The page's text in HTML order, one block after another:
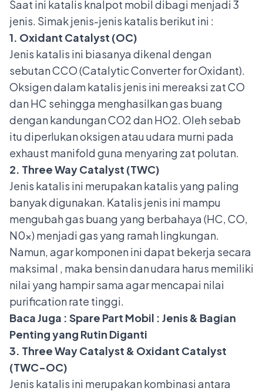
Saat ini katalis knalpot mobil dibagi menjadi 3
jenis. Simak jenis-jenis katalis berikut ini :
1. Oxidant Catalyst (OC)
Jenis katalis ini biasanya dikenal dengan
sebutan CCO (Catalytic Converter for Oxidant).
Oksigen dalam katalis jenis ini mereaksi zat CO
dan HC sehingga menghasilkan gas buang
dengan kandungan CO2 dan HO2. Oleh sebab
itu diperlukan oksigen atau udara murni pada
exhaust manifold guna menyaring zat polutan.
2. Three Way Catalyst (TWC)
Jenis katalis ini merupakan katalis yang paling
banyak digunakan. Katalis jenis ini mampu
mengubah gas buang yang berbahaya (HC, CO,
N0x) menjadi gas yang ramah lingkungan.
Namun, agar komponen ini dapat bekerja secara
maksimal , maka bensin dan udara harus memiliki
nilai yang hampir sama agar mencapai nilai
purification rate tinggi.
Baca Juga : Spare Part Mobil : Jenis & Bagian
Penting yang Rutin Diganti
3. Three Way Catalyst & Oxidant Catalyst
(TWC-OC)
Jenis katalis ini merupakan kombinasi antara